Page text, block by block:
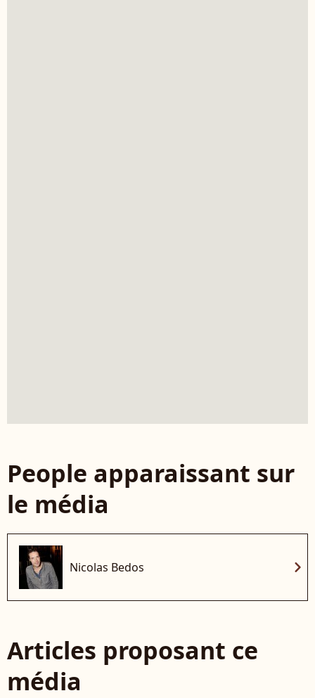
People apparaissant sur
le média
Nicolas Bedos chevron_right
Articles proposant ce
média